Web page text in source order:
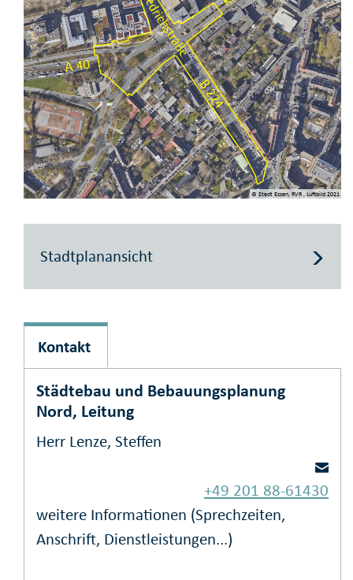
© Stadt Essen, RVR , Luftbild 2021
Stadtplanansicht
Kontakt
Städtebau und Bebauungsplanung
Nord, Leitung
Herr Lenze, Steffen
+49 201 88-61430
weitere Informationen (Sprechzeiten,
Anschrift, Dienstleistungen...)